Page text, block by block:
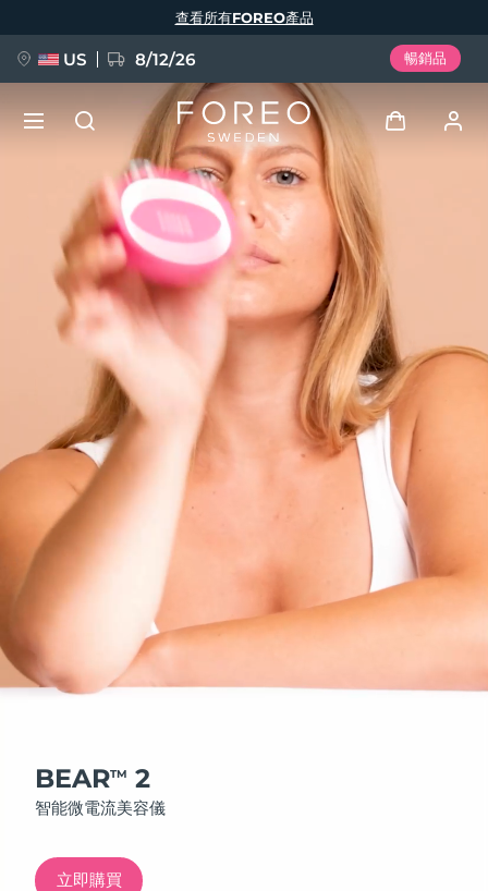
BEARTM 2
智能微電流美容儀
立即購買
查看所有FOREO產品
US 8/12/26 暢銷品
我的設備
我的訂單
我的地址
我的訂閱
FAQ™ Pure Beauty-Tech Elixir
BREAKING NEWS
issa™ Teeth Whitening Set
FAQ™ Dual LED Panel
特別優惠
語言
English Deutsch
Español
Français
Italiano
Português
Svenska
Русский
Türkçe
简体中文 繁體中文
發貨國家
美國 12/8/26
英國 預計送達日期
德國
加拿大